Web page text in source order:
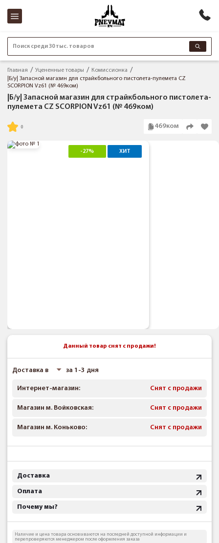
Поиск среди 30 тыс. товаров
Главная Уцененные товары
Комиссионка
|Б/у| Запасной магазин для страйкбольного пистолета-пулемета CZ
SCORPION Vz61 (№ 469ком)
|Б/у| Запасной магазин для страйкбольного пистолета-
пулемета CZ SCORPION Vz61 (№ 469ком)
469ком
-27% ХИТ
Данный товар снят с продажи!
Доставка в за 1-3 дня
Интернет-магазин: Снят с продажи
Магазин м. Войковская: Снят с продажи
Магазин м. Коньково: Снят с продажи
Доставка
Оплата
Почему мы?
Наличие и цена товара основываются на последней доступной информации и
перепроверяются менеджером после оформления заказа